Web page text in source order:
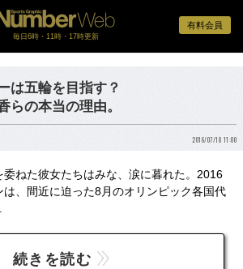
有料会員
毎日6時・11時・17時更新
は五輪を目指す？
らの本当の理由。
2016/07/18 11:00
ねた彼女たちはみな、涙に暮れた。2016
、間近に迫った8月のオリンピック各国代
続きを読む